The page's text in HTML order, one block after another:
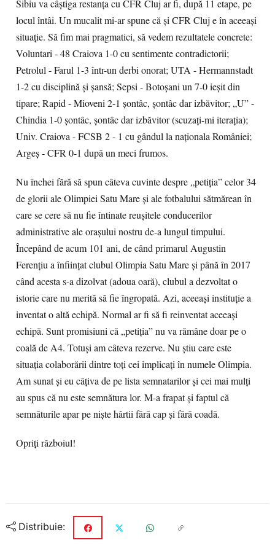
Sibiu va câștiga restanța cu CFR Cluj ar fi, după 11 etape, pe
locul întâi. Un mucalit mi-ar spune că și CFR Cluj e în aceeași
situație. Să fim mai pragmatici, să vedem rezultatele concrete:
Voluntari - 48 Craiova 1-0 cu sentimente contradictorii;
Petrolul - Farul 1-3 într-un derbi onorat; UTA - Hermannstadt
1-2 cu disciplină și șansă; Sepsi - Botoșani un 7-0 ieșit din
tipare; Rapid - Mioveni 2-1 șontâc, șontâc dar izbăvitor; „U” -
Chindia 1-0 șontâc, șontâc dar izbăvitor (scuzați-mi iterația);
Univ. Craiova - FCSB 2 - 1 cu gândul la naționala României;
Argeș - CFR 0-1 după un meci frumos.
Nu închei fără să spun câteva cuvinte despre „petiția” celor 34
de glorii ale Olimpiei Satu Mare și ale fotbalului sătmărean în
care se cere să nu fie întinate reușitele conducerilor
administrative ale orașului nostru de-a lungul timpului.
Începând de acum 101 ani, de când primarul Augustin
Ferențiu a înființat clubul Olimpia Satu Mare și până în 2017
când acesta s-a dizolvat (adoua oară), clubul a dezvoltat o
istorie care nu merită să fie îngropată. Azi, aceeași instituție a
inventat o altă echipă. Normal ar fi să fi reinventat aceeași
echipă. Sunt promisiuni că „petiția” nu va rămâne doar pe o
coală de A4. Totuși am câteva rezerve. Nu știu care este
situația colaborării dintre toți cei implicați în numele Olimpia.
Am sunat și eu câțiva de pe lista semnatarilor și cei mai mulți
au spus că nu este semnătura lor. M-a frapat și faptul că
semnăturile apar pe niște hârtii fără cap și fără coadă.
Opriți războiul!
Distribuie: